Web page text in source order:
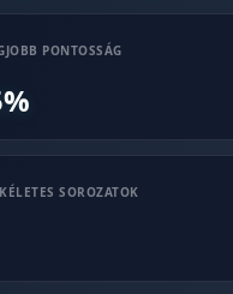
PONTOSSÁG
SOROZATOK